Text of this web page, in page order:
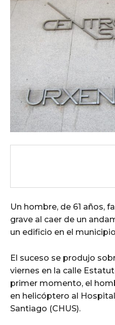
Un hombre, de 61 años,
grave al caer de un
un edificio en el
El suceso se produjo
viernes en la calle
primer momento, el
en helicóptero al
Santiago (CHUS).